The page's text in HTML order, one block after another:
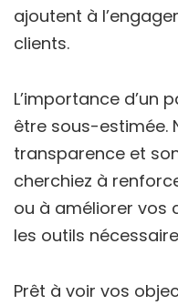
ajoutent à
clients.
L’importance d’un
être sous-estimée.
transparence et
cherchiez à
ou à améliorer vos
les outils
Prêt à voir vos